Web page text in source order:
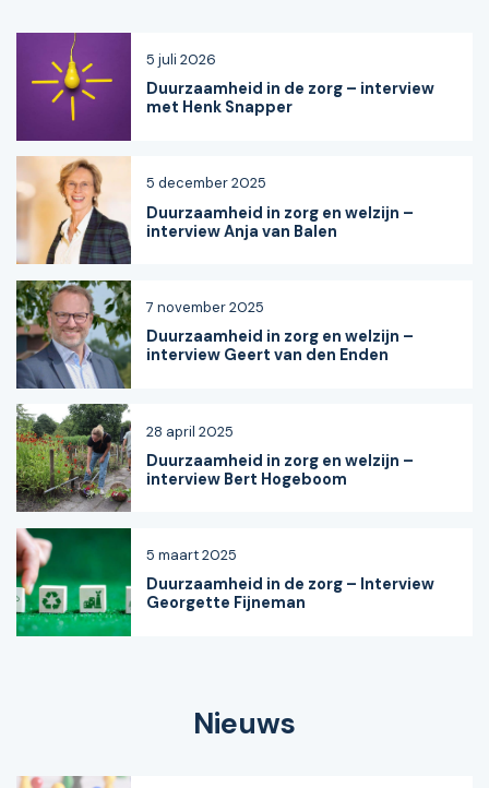
Duurzaamheid in de zorg – interview
met Henk Snapper
5 juli 2026
Duurzaamheid in zorg en welzijn –
interview Anja van Balen
5 december 2025
Duurzaamheid in zorg en welzijn –
interview Geert van den Enden
7 november 2025
Duurzaamheid in zorg en welzijn –
interview Bert Hogeboom
28 april 2025
Duurzaamheid in de zorg – Interview
Georgette Fijneman
5 maart 2025
Nieuws